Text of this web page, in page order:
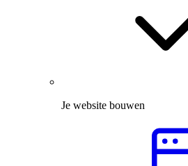
Je website bouwen